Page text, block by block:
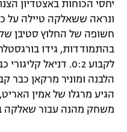
יחסי הכוחות באצטדיון
ונראה ששאלקה טיילה על
חשופה של החלוץ סטיבן
בהתמודדות, גידו
לקבוע 0:2. דניאל
הגיע מרגלו של אמין
משחק מהנה עבור שאלקה